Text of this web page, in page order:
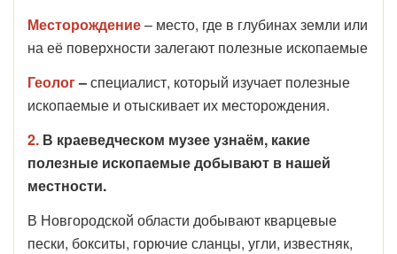
Месторождение– место, где в глубинах земли или
на её поверхности залегают полезные ископаемые
Геолог–специалист, который изучает полезные
ископаемые и отыскивает их месторождения.
2. В краеведческом музее узнаём, какие
полезные ископаемые добывают в нашей
местности.
В Новгородской области добывают кварцевые
пески, бокситы, горючие сланцы, угли, известняк,